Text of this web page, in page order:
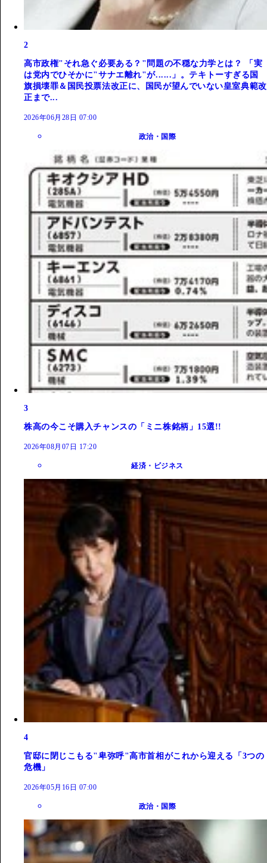
2
高市政権"それ急ぐ必要ある？"問題の不穏な力学とは？ 「実
は党内でひそかに"サナエ離れ"が......」。テキトーすぎる国
旗損壊罪＆国民投票法改正に、国民が望んでいない皇室典範改
正まで...
2026年06月28日 07:00
政治・国際
3
株高の今こそ購入チャンスの「ミニ株銘柄」15選!!
2026年08月07日 17:20
経済・ビジネス
4
官邸に閉じこもる"卑弥呼"高市首相がこれから迎える「3つの
危機」
2026年05月16日 07:00
政治・国際